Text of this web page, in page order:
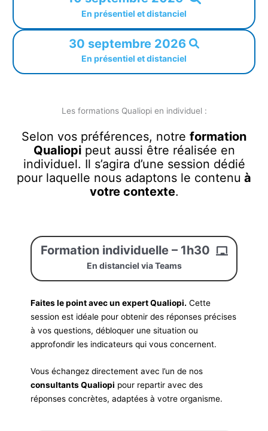
En présentiel et distanciel
30 septembre 2026
En présentiel et distanciel
Les formations Qualiopi en individuel :
Selon vos préférences, notre formation
Qualiopipeut aussi être réalisée en
individuel. Il s’agira d’une session dédié
pour laquelle nous adaptons le contenu à
votre contexte.
Formation individuelle – 1h30
En distanciel via Teams
Faites le point avec un expert Qualiopi. Cette
session est idéale pour obtenir des réponses précises
à vos questions, débloquer une situation ou
approfondir les indicateurs qui vous concernent.
Vous échangez directement avec l’un de nos
consultants Qualiopi pour repartir avec des
réponses concrètes, adaptées à votre organisme.